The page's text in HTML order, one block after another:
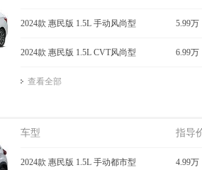
2024款 惠民版 1.5L 手动风尚型 5.99万
2024款 惠民版 1.5L CVT风尚型 6.99万
查看全部
车型 指导
2024款 惠民版 1.5L 手动都市型 4.99万